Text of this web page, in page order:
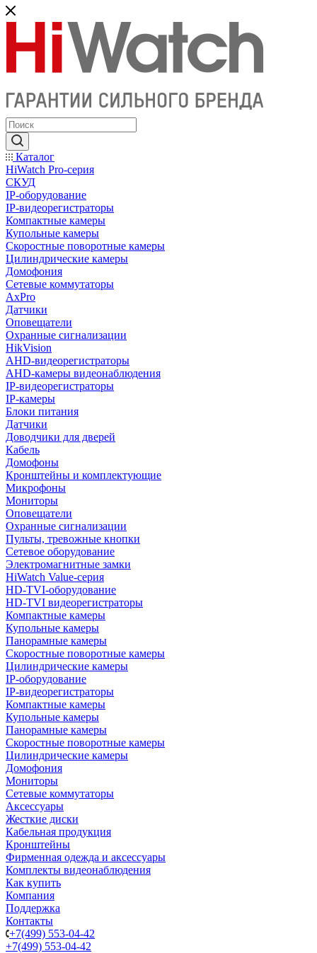
Каталог
HiWatch Pro-серия
CКУД
IP-оборудование
IP-видеорегистраторы
Компактные камеры
Купольные камеры
Скоростные поворотные камеры
Цилиндрические камеры
Домофония
Сетевые коммутаторы
AxPro
Датчики
Оповещатели
Охранные сигнализации
HikVision
AHD-видеорегистраторы
AHD-камеры видеонаблюдения
IP-видеорегистраторы
IP-камеры
Блоки питания
Датчики
Доводчики для дверей
Кабель
Домофоны
Кронштейны и комплектующие
Микрофоны
Мониторы
Оповещатели
Охранные сигнализации
Пульты, тревожные кнопки
Сетевое оборудование
Электромагнитные замки
HiWatch Value-серия
HD-TVI-оборудование
HD-TVI видеорегистраторы
Компактные камеры
Купольные камеры
Панорамные камеры
Скоростные поворотные камеры
Цилиндрические камеры
IP-оборудование
IP-видеорегистраторы
Компактные камеры
Купольные камеры
Панорамные камеры
Скоростные поворотные камеры
Цилиндрические камеры
Домофония
Мониторы
Сетевые коммутаторы
Аксессуары
Жесткие диски
Кабельная продукция
Кронштейны
Фирменная одежда и аксессуары
Комплекты видеонаблюдения
Как купить
Компания
Поддержка
Контакты
+7(499) 553-04-42
+7(499) 553-04-42